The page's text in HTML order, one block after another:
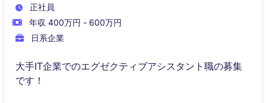
正社員
年収 400万円 - 600万円
日系企業
大手IT企業でのエグゼクティブアシスタント職の募集
です！